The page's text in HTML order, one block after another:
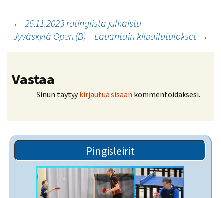
Artikkelien
selaus
← 26.11.2023 ratinglista julkaistu
Jyväskylä Open (B) – Lauantain kilpailutulokset →
Vastaa
Sinun täytyykirjautua sisään kommentoidaksesi.
Pingisleirit